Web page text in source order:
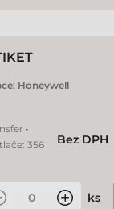
Honeywell
•
356
Bez DPH
ks